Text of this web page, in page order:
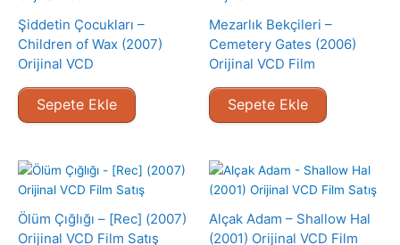
Şiddetin Çocukları –
Children of Wax (2007)
Orijinal VCD
Sepete Ekle
Mezarlık Bekçileri –
Cemetery Gates (2006)
Orijinal VCD Film
Sepete Ekle
Ölüm Çığlığı – [Rec] (2007)
Orijinal VCD Film Satış
Alçak Adam – Shallow Hal
(2001) Orijinal VCD Film